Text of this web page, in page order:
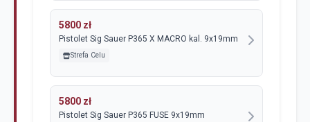
5800 zł
Pistolet Sig Sauer P365 X MACRO kal. 9x19mm
Strefa Celu
5800 zł
Pistolet Sig Sauer P365 FUSE 9x19mm